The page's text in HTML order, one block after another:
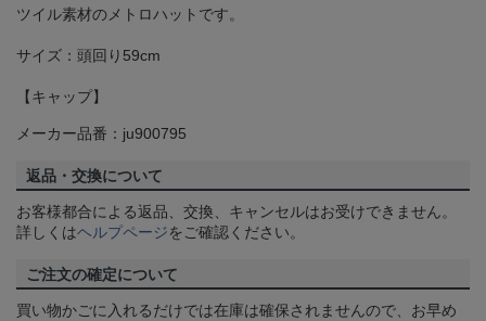
ツイル素材のメトロハットです。
サイズ：頭回り59cm
【キャップ】
メーカー品番：ju900795
返品・交換について
お客様都合による返品、交換、キャンセルはお受けできません。
詳しくはヘルプページをご確認ください。
ご注文の確定について
買い物かごに入れるだけでは在庫は確保されませんので、お早め